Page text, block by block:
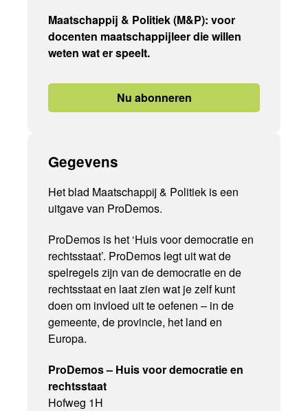
Maatschappij & Politiek (M&P): voor
docenten maatschappijleer die willen
weten wat er speelt.
Nu abonneren
Gegevens
Het blad Maatschappij & Politiek is een
uitgave van ProDemos.
ProDemos is het ‘Huis voor democratie en
rechtsstaat’. ProDemos legt uit wat de
spelregels zijn van de democratie en de
rechtsstaat en laat zien wat je zelf kunt
doen om invloed uit te oefenen – in de
gemeente, de provincie, het land en
Europa.
ProDemos – Huis voor democratie en
rechtsstaat
Hofweg 1H